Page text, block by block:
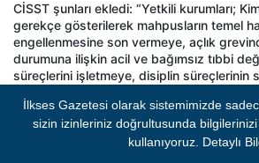
CİSST şunları ekledi: “Yetkili kurumları;
gerekçe gösterilerek mahpusların temel
engellenmesine son vermeye, açlık
durumuna ilişkin acil ve bağımsız tıbbi
süreçlerini işletmeye, disiplin süreçlerinin
hakları üzerinde baskı aracına
bağımsız izleme ve başvuru
işletilmesini sağlamaya çağırıyoruz.”
İlkses Gazetesi olarak sistemimizde
sizin izinleriniz doğrultusunda bilgilerinizi
kullanıyoruz. Detaylı